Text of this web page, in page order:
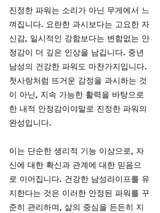
진정한 파워는 소리가 아닌 무게에서 느
껴집니다. 요란한 과시보다는 고요한 자
신감, 일시적인 강함보다는 변함없는 안
정감이 더 깊은 인상을 남깁니다. 중년
남성의 건강한 파워도 마찬가지입니다.
첫사랑처럼 뜨거운 감정을 과시하는 것
이 아닌, 지속 가능한 활력을 바탕으로
한 내적 안정감이야말로 진정한 파워의
완성입니다.
이는 단순한 생리적 기능 이상으로, 자
신에 대한 확신과 관계에 대한 믿음으
로 이어집니다. 건강한 남성라이프를 유
지한다는 것은 이러한 안정된 파워를 꾸
준히 관리하며, 삶의 중심을 든든히 지